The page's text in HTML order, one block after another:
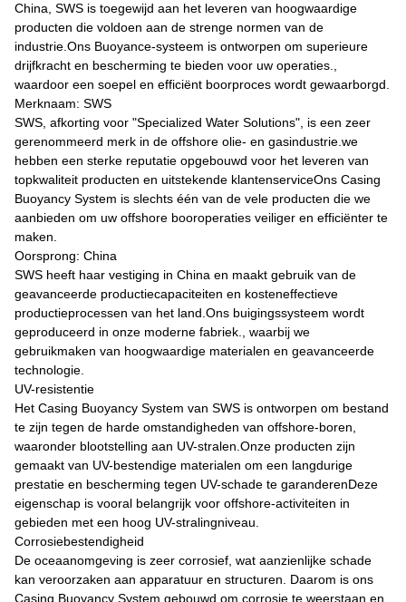
China, SWS is toegewijd aan het leveren van hoogwaardige
producten die voldoen aan de strenge normen van de
industrie.Ons Buoyance-systeem is ontworpen om superieure
drijfkracht en bescherming te bieden voor uw operaties.,
waardoor een soepel en efficiënt boorproces wordt gewaarborgd.
Merknaam: SWS
SWS, afkorting voor "Specialized Water Solutions", is een zeer
gerenommeerd merk in de offshore olie- en gasindustrie.we
hebben een sterke reputatie opgebouwd voor het leveren van
topkwaliteit producten en uitstekende klantenserviceOns Casing
Buoyancy System is slechts één van de vele producten die we
aanbieden om uw offshore booroperaties veiliger en efficiënter te
maken.
Oorsprong: China
SWS heeft haar vestiging in China en maakt gebruik van de
geavanceerde productiecapaciteiten en kosteneffectieve
productieprocessen van het land.Ons buigingssysteem wordt
geproduceerd in onze moderne fabriek., waarbij we
gebruikmaken van hoogwaardige materialen en geavanceerde
technologie.
UV-resistentie
Het Casing Buoyancy System van SWS is ontworpen om bestand
te zijn tegen de harde omstandigheden van offshore-boren,
waaronder blootstelling aan UV-stralen.Onze producten zijn
gemaakt van UV-bestendige materialen om een langdurige
prestatie en bescherming tegen UV-schade te garanderenDeze
eigenschap is vooral belangrijk voor offshore-activiteiten in
gebieden met een hoog UV-stralingniveau.
Corrosiebestendigheid
De oceaanomgeving is zeer corrosief, wat aanzienlijke schade
kan veroorzaken aan apparatuur en structuren. Daarom is ons
Casing Buoyancy System gebouwd om corrosie te weerstaan en